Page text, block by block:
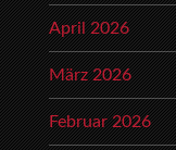
April 2026
März 2026
Februar 2026